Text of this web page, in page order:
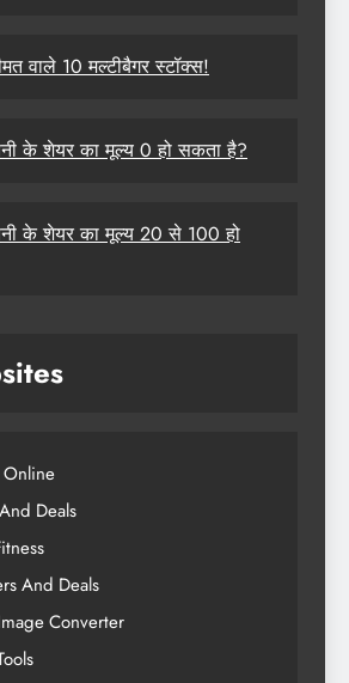
वाले 10 मल्टीबैगर स्टॉक्स!
के शेयर का मूल्य 0 हो सकता है?
के शेयर का मूल्य 20 से 100 हो
Deals
And Deals
Converter